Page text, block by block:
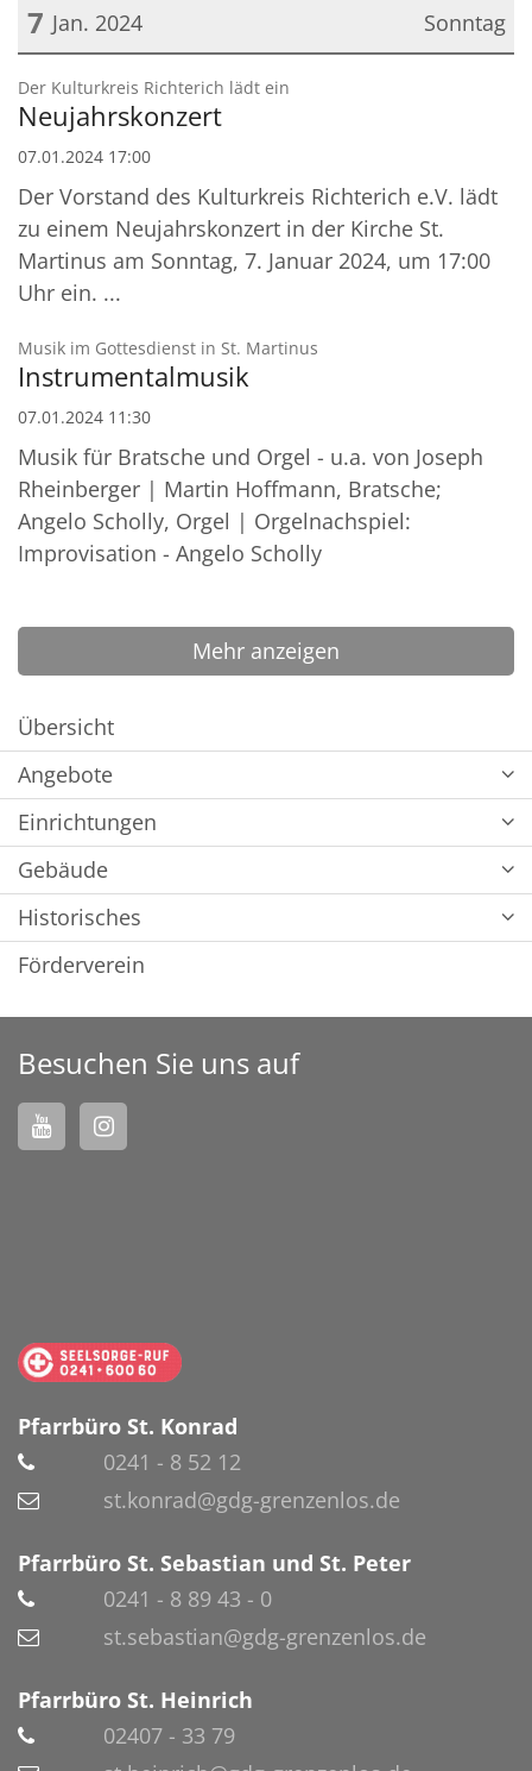
Sonntag
7 Jan. 2024
Datum: 7. Januar 2024
Der Kulturkreis Richterich lädt ein
Neujahrskonzert
07.01.2024 17:00
Der Vorstand des Kulturkreis Richterich e.V. lädt
zu einem Neujahrskonzert in der Kirche St.
Martinus am Sonntag, 7. Januar 2024, um 17:00
Uhr ein. ...
Musik im Gottesdienst in St. Martinus
Instrumentalmusik
07.01.2024 11:30
Musik für Bratsche und Orgel - u.a. von Joseph
Rheinberger | Martin Hoffmann, Bratsche;
Angelo Scholly, Orgel | Orgelnachspiel:
Improvisation - Angelo Scholly
Mehr anzeigen
Übersicht
Angebote
Einrichtungen
Gebäude
Historisches
Förderverein
Besuchen Sie uns auf
Pfarrbüro St. Konrad
0241 - 8 52 12
st.konrad@gdg-grenzenlos.de
Pfarrbüro St. Sebastian und St. Peter
0241 - 8 89 43 - 0
st.sebastian@gdg-grenzenlos.de
Pfarrbüro St. Heinrich
02407 - 33 79